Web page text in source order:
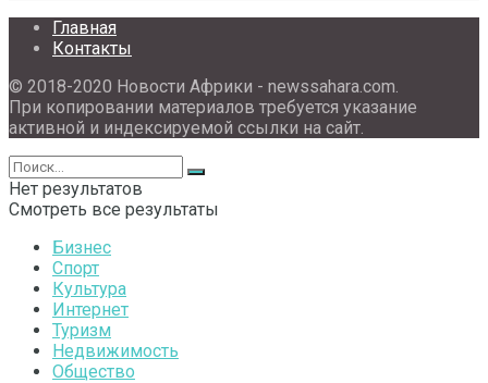
Главная
Контакты
© 2018-2020 Новости Африки - newssahara.com.
При копировании материалов требуется указание
активной и индексируемой ссылки на сайт.
Нет результатов
Смотреть все результаты
Бизнес
Спорт
Культура
Интернет
Туризм
Недвижимость
Общество